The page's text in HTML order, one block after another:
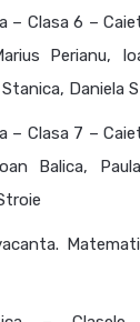
– Clasa 6 –
Perianu,
Daniela
– Clasa 7 –
Balica,